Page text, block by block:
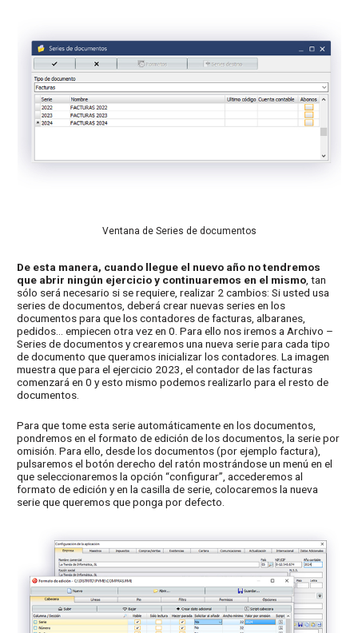
Ventana de Series de documentos
De esta manera, cuando llegue el nuevo año no tendremos
que abrir ningún ejercicio y continuaremos en el mismo , tan
sólo será necesario si se requiere, realizar 2 cambios: Si usted usa
series de documentos, deberá crear nuevas series en los
documentos para que los contadores de facturas, albaranes,
pedidos… empiecen otra vez en 0. Para ello nos iremos a Archivo –
Series de documentos y crearemos una nueva serie para cada tipo
de documento que queramos inicializar los contadores. La imagen
muestra que para el ejercicio 2023, el contador de las facturas
comenzará en 0 y esto mismo podemos realizarlo para el resto de
documentos.
Para que tome esta serie automáticamente en los documentos,
pondremos en el formato de edición de los documentos, la serie por
omisión. Para ello, desde los documentos (por ejemplo factura),
pulsaremos el botón derecho del ratón mostrándose un menú en el
que seleccionaremos la opción “configurar”, accederemos al
formato de edición y en la casilla de serie, colocaremos la nueva
serie que queremos que ponga por defecto.